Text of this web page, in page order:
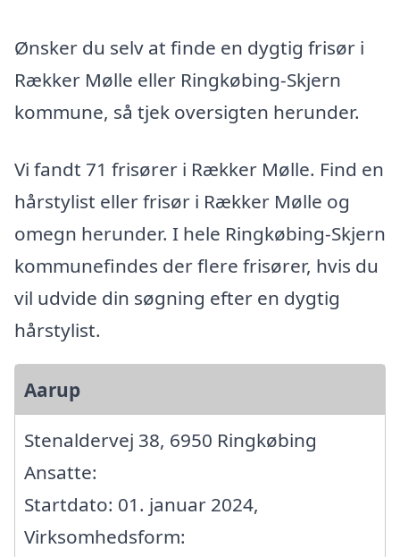
Ønsker du selv at finde en dygtig frisør i
Rækker Mølle eller Ringkøbing-Skjern
kommune, så tjek oversigten herunder.
Vi fandt 71 frisører i Rækker Mølle. Find en
hårstylist eller frisør i Rækker Mølle og
omegn herunder. I hele Ringkøbing-Skjern
kommunefindes der flere frisører, hvis du
vil udvide din søgning efter en dygtig
hårstylist.
Aarup
Stenaldervej 38, 6950 Ringkøbing
Ansatte:
Startdato: 01. januar 2024,
Virksomhedsform: